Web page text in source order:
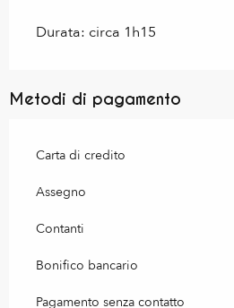
Durata: circa 1h15
Metodi di pagamento
Carta di credito
Assegno
Contanti
Bonifico bancario
Pagamento senza contatto